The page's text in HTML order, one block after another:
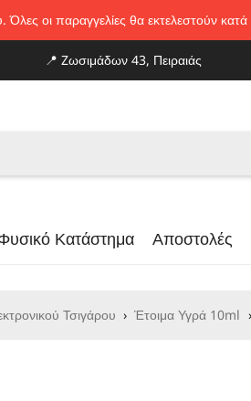
οι παραγγελίες θα εκτελεστούν
📍 Zωσιμάδων 43, Πειραιάς
Κατάστημα Αποστολές
Τσιγάρου › Έτοιμα Υγρά 10ml ›